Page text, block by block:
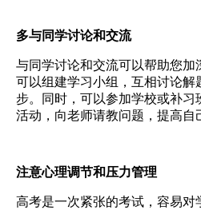
多与同学讨论和交流
与同学讨论和交流可以帮助您加
可以组建学习小组，互相讨论解
步。同时，可以参加学校或补习
活动，向老师请教问题，提高自
注意心理调节和压力管理
高考是一次紧张的考试，容易对